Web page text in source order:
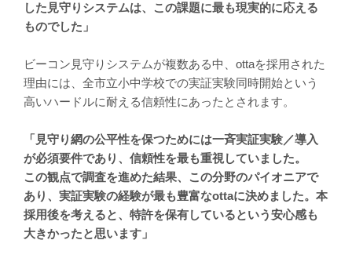
した見守りシステムは、この課題に最も現実的に応える
ものでした」
ビーコン見守りシステムが複数ある中、ottaを採用された
理由には、全市立小中学校での実証実験同時開始という
高いハードルに耐える信頼性にあったとされます。
「見守り網の公平性を保つためには一斉実証実験／導入
が必須要件であり、信頼性を最も重視していました。
この観点で調査を進めた結果、この分野のパイオニアで
あり、実証実験の経験が最も豊富なottaに決めました。本
採用後を考えると、特許を保有しているという安心感も
大きかったと思います」